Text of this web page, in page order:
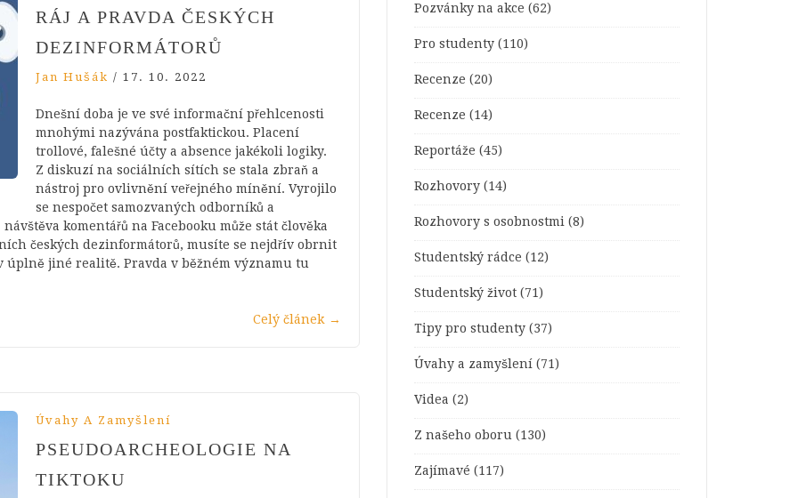
RÁJ A PRAVDA ČESKÝCH
DEZINFORMÁTORŮ
Jan Hušák / 17. 10. 2022
Dnešní doba je ve své informační přehlcenosti
mnohými nazývána postfaktickou. Placení
trollové, falešné účty a absence jakékoli logiky.
Z diskuzí na sociálních sítích se stala zbraň a
nástroj pro ovlivnění veřejného mínění. Vyrojilo
se nespočet samozvaných odborníků a
komentářů na Facebooku může stát člověka
českých dezinformátorů, musíte se nejdřív obrnit
jiné realitě. Pravda v běžném významu tu
Celý článek →
Úvahy A Zamyšlení
PSEUDOARCHEOLOGIE NA
TIKTOKU
Pozvánky na akce (62)
Pro studenty (110)
Recenze (20)
Recenze (14)
Reportáže (45)
Rozhovory (14)
Rozhovory s osobnostmi (8)
Studentský rádce (12)
Studentský život (71)
Tipy pro studenty (37)
Úvahy a zamyšlení (71)
Videa (2)
Z našeho oboru (130)
Zajímavé (117)